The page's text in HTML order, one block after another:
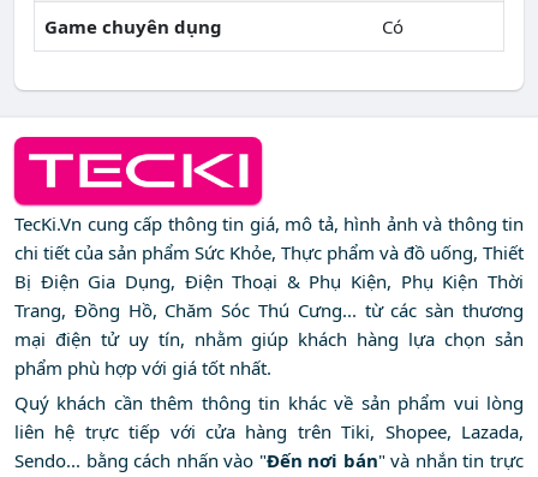
Game chuyên dụng Có
TecKi.Vn cung cấp thông tin giá, mô tả, hình ảnh và thông tin
chi tiết của sản phẩm Sức Khỏe, Thực phẩm và đồ uống, Thiết
Bị Điện Gia Dụng, Điện Thoại & Phụ Kiện, Phụ Kiện Thời
Trang, Đồng Hồ, Chăm Sóc Thú Cưng... từ các sàn thương
mại điện tử uy tín, nhằm giúp khách hàng lựa chọn sản
phẩm phù hợp với giá tốt nhất.
Quý khách cần thêm thông tin khác về sản phẩm vui lòng
liên hệ trực tiếp với cửa hàng trên Tiki, Shopee, Lazada,
Sendo... bằng cách nhấn vào "Đến nơi bán" và nhắn tin trực